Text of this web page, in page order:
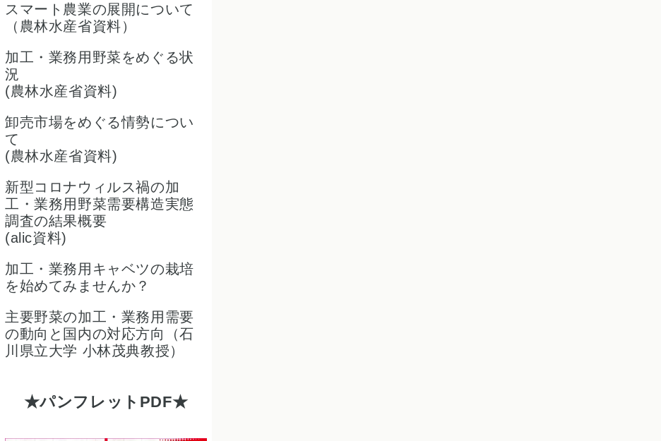
スマート農業の展開について
（農林水産省資料）
加工・業務用野菜をめぐる状
況
(農林水産省資料)
卸売市場をめぐる情勢につい
て
(農林水産省資料)
新型コロナウィルス禍の加
工・業務用野菜需要構造実態
調査の結果概要
(alic資料)
加工・業務用キャベツの栽培
を始めてみませんか？
主要野菜の加工・業務用需要
の動向と国内の対応方向（石
川県立大学 小林茂典教授）
パンフレットPDF